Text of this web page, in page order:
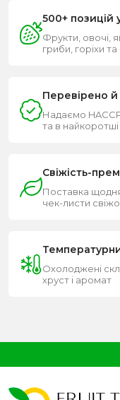
500+ позицій
Фрукти, овочі,
гриби, горіхи
Перевірено
Надаємо
та в
Свіжість-
Поставка
чек-листи
Охолоджені
хруст і аромат